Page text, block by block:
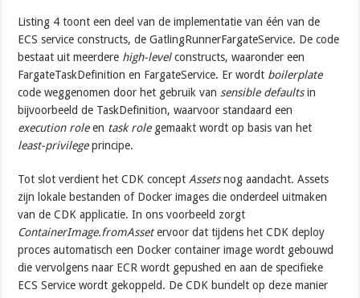
Listing 4 toont een deel van de implementatie van één van de
ECS service constructs, de GatlingRunnerFargateService. De code
bestaat uit meerdere high-levelconstructs, waaronder een
FargateTaskDefinition en FargateService. Er wordt boilerplate
code weggenomen door het gebruik van sensible defaultsin
bijvoorbeeld de TaskDefinition, waarvoor standaard een
execution roleen task role gemaakt wordt op basis van het
least-privilegeprincipe.
Tot slot verdient het CDK conceptAssetsnog aandacht. Assets
zijn lokale bestanden of Docker images die onderdeel uitmaken
van de CDK applicatie. In ons voorbeeld zorgt
ContainerImage.fromAssetervoor dat tijdens het CDK deploy
proces automatisch een Docker container image wordt gebouwd
die vervolgens naar ECR wordt gepushed en aan de specifieke
ECS Service wordt gekoppeld. De CDK bundelt op deze manier